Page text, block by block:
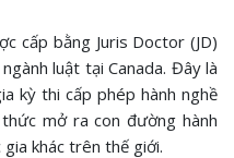
cấp bằng Juris Doctor (JD)
luật tại Canada. Đây là
kỳ thi cấp phép hành nghề
mở ra con đường hành
gia khác trên thế giới.